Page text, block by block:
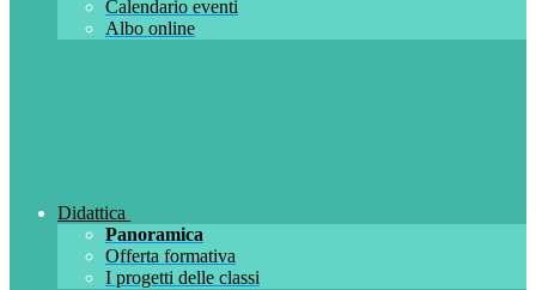
Calendario eventi
Albo online
Didattica
Panoramica
Offerta formativa
I progetti delle classi